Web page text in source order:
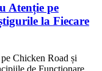
Atenție pe
la Fiecare
Chicken Road și
de Funcționare